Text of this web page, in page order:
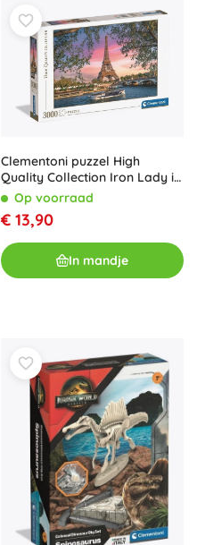
Clementoni puzzel High
Quality Collection Iron Lady in
roze tinten, 3000 stukjes
Op voorraad
€ 13,90
In mandje